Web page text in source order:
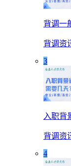
背调一
背调资
3
入职背
背调资
4